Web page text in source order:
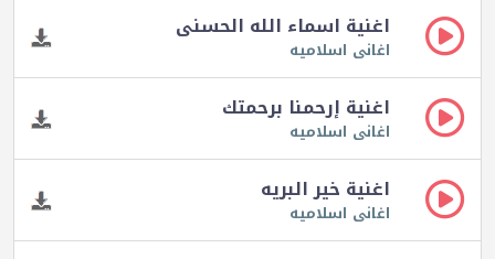
اغنية اسماء الله الحسنى
اغانى اسلاميه
اغنية إرحمنا برحمتك
اغانى اسلاميه
اغنية خير البريه
اغانى اسلاميه